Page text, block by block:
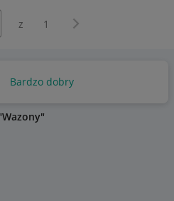
z 1 Następna strona
Bardzo dobry